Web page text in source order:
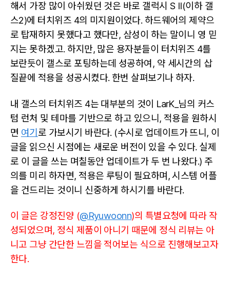
해서 가장 많이 아쉬웠던 것은 바로 갤럭시 S II(이하 갤
스2)에 터치위즈 4의 미지원이었다. 하드웨어의 제약으
로 탑재하지 못했다고 했다만, 삼성이 하는 말이니 영 믿
지는 못하겠고. 하지만, 많은 용자분들이 터치위즈 4를
보란듯이 갤스로 포팅하는데 성공하여, 약 세시간의 삽
질끝에 적용을 성공시켰다. 한번 살펴보기나 하자.
내 갤스의 터치위즈 4는 대부분의 것이 LarK_님의 커스
텀 런처 및 테마를 기반으로 하고 있으니, 적용을 원하시
면 여기 로 가보시기 바란다. (수시로 업데이트가 뜨니, 이
글을 읽으신 시점에는 새로운 버전이 있을 수 있다. 실제
로 이 글을 쓰는 며칠동안 업데이트가 두 번 나왔다.) 주
의를 미리 하자면, 적용은 루팅이 필요하며, 시스템 어플
을 건드리는 것이니 신중하게 하시기를 바란다.
이 글은 강정진양 (@Ryuwoonn)의 특별요청에 따라 작
성되었으며, 정식 제품이 아니기 때문에 정식 리뷰는 아
니고 그냥 간단한 느낌을 적어보는 식으로 진행해보고자
한다.